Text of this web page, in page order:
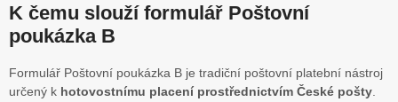
K čemu slouží formulář Poštovní
poukázka B
Formulář Poštovní poukázka B je tradiční poštovní platební nástroj
určený k hotovostnímu placení prostřednictvím České pošty